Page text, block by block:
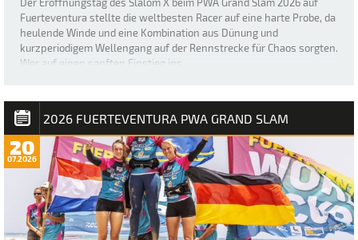
Der Eröffnungstag des Slalom X beim PWA Grand Slam 2026 auf
Fuerteventura stellte die weltbesten Racer auf eine harte Probe, da
heulende Winde und eine Kombination aus Dünung und
kurzperiodigem Wellengang auf der Rennstrecke für Chaos sorgten.
Wer auf einen sanften Einstieg ins …
2026 FUERTEVENTURA PWA GRAND SLAM
20
07.2026